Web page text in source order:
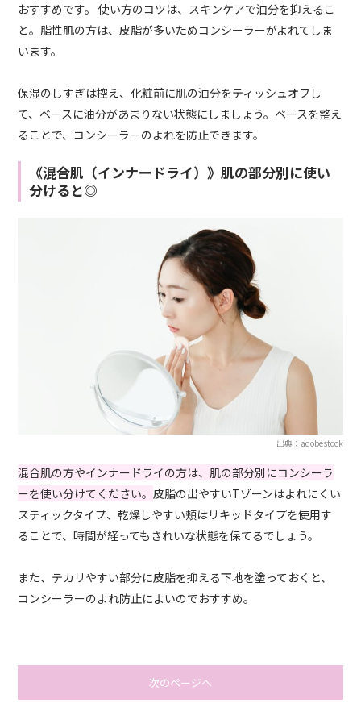
おすすめです。 使い方のコツは、スキンケアで油分を抑えるこ
と。脂性肌の方は、皮脂が多いためコンシーラーがよれてしま
います。
保湿のしすぎは控え、化粧前に肌の油分をティッシュオフし
て、ベースに油分があまりない状態にしましょう。ベースを整え
ることで、コンシーラーのよれを防止できます。
《混合肌（インナードライ）》肌の部分別に使い
分けると◎
出典：adobestock
混合肌の方やインナードライの方は、肌の部分別にコンシーラ
ーを使い分けてください。皮脂の出やすいTゾーンはよれにくい
スティックタイプ、乾燥しやすい頬はリキッドタイプを使用す
ることで、時間が経ってもきれいな状態を保てるでしょう。
また、テカリやすい部分に皮脂を抑える下地を塗っておくと、
コンシーラーのよれ防止によいのでおすすめ。
次のページへ